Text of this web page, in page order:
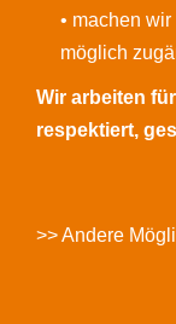
• machen
möglich
Wir arbeiten
respektiert,
>> Andere